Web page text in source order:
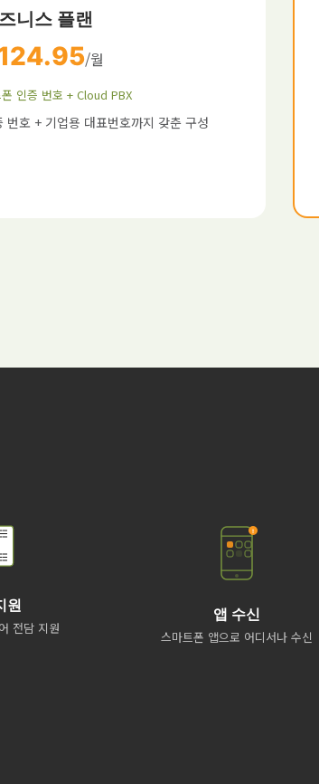
니스 플랜
/월
인증 번호 + Cloud PBX
번호 + 기업용 대표번호까지 갖춘 구성
원
전담 지원
앱 수신
스마트폰 앱으로 어디서나 수신